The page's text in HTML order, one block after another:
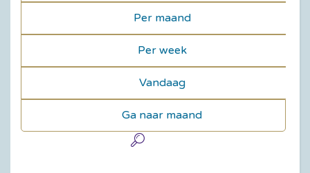
Per maand
Per week
Vandaag
Ga naar maand